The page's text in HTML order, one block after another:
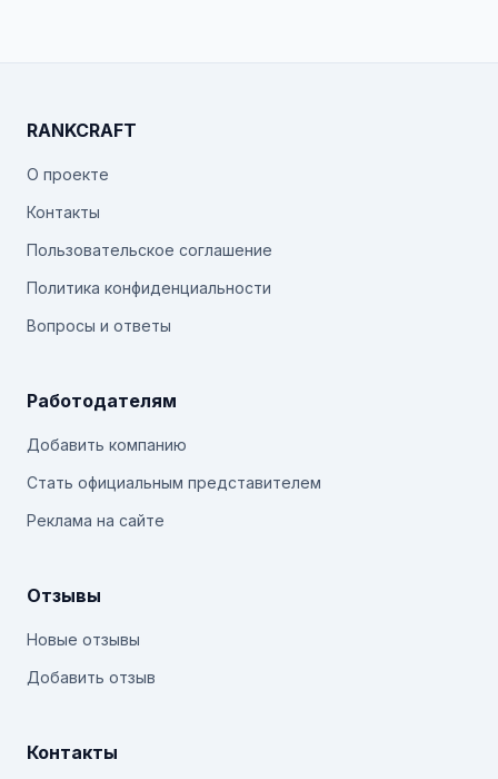
RANKCRAFT
О проекте
Контакты
Пользовательское соглашение
Политика конфиденциальности
Вопросы и ответы
Работодателям
Добавить компанию
Стать официальным представителем
Реклама на сайте
Отзывы
Новые отзывы
Добавить отзыв
Контакты